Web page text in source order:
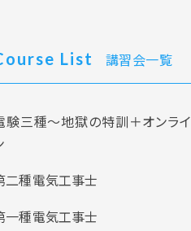
List 講習会一覧
験三種～地獄の特訓＋オンライ
二種電気工事士
一種電気工事士